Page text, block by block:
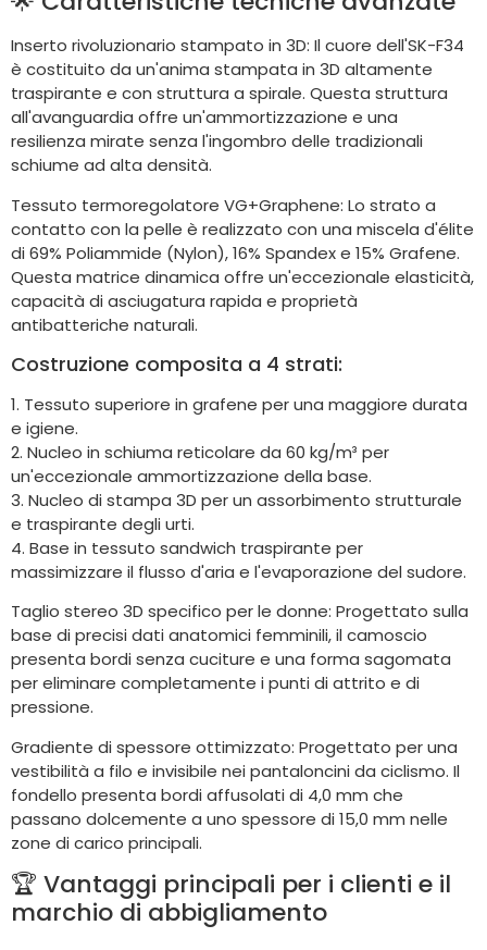
Inserto rivoluzionario stampato in 3D: Il cuore dell'SK-F34
è costituito da un'anima stampata in 3D altamente
traspirante e con struttura a spirale. Questa struttura
all'avanguardia offre un'ammortizzazione e una
resilienza mirate senza l'ingombro delle tradizionali
schiume ad alta densità.
Tessuto termoregolatore VG+Graphene: Lo strato a
contatto con la pelle è realizzato con una miscela d'élite
di 69% Poliammide (Nylon), 16% Spandex e 15% Grafene.
Questa matrice dinamica offre un'eccezionale elasticità,
capacità di asciugatura rapida e proprietà
antibatteriche naturali.
Costruzione composita a 4 strati:
1. Tessuto superiore in grafene per una maggiore durata
e igiene.
2. Nucleo in schiuma reticolare da 60 kg/m³ per
un'eccezionale ammortizzazione della base.
3. Nucleo di stampa 3D per un assorbimento strutturale
e traspirante degli urti.
4. Base in tessuto sandwich traspirante per
massimizzare il flusso d'aria e l'evaporazione del sudore.
Taglio stereo 3D specifico per le donne: Progettato sulla
base di precisi dati anatomici femminili, il camoscio
presenta bordi senza cuciture e una forma sagomata
per eliminare completamente i punti di attrito e di
pressione.
Gradiente di spessore ottimizzato: Progettato per una
vestibilità a filo e invisibile nei pantaloncini da ciclismo. Il
fondello presenta bordi affusolati di 4,0 mm che
passano dolcemente a uno spessore di 15,0 mm nelle
zone di carico principali.
🏆 Vantaggi principali per i clienti e il
marchio di abbigliamento